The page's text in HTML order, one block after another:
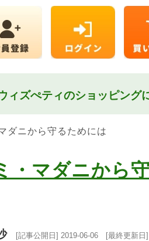
ィズぺティのショッピング
ダニから守るためには
・マダニから
[記事公開日] 2019-06-06 [最終更新日]